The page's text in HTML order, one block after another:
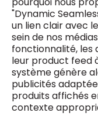
"Dynamic
un lien clair avec
sein de nos
fonctionnalité, les
leur product feed
système génère
publicités
produits affichés
contexte